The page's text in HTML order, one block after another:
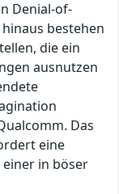
Denial-of-
bestehen
die ein
ausnutzen
Das
eine
einer in böser